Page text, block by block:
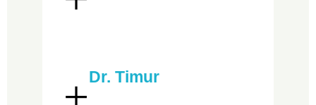
Dr. Timur